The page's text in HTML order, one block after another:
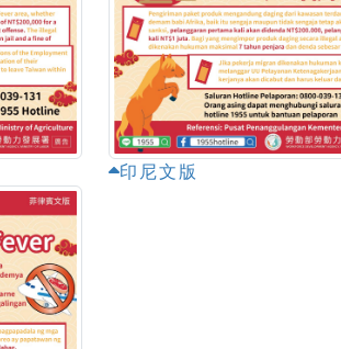
印尼文版